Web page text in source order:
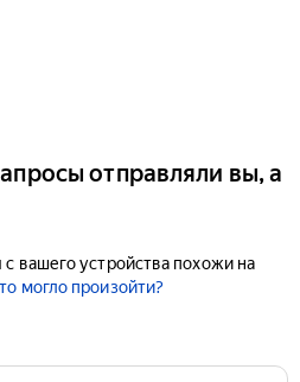
отправляли вы, а
вашего устройства похожи на
могло произойти?